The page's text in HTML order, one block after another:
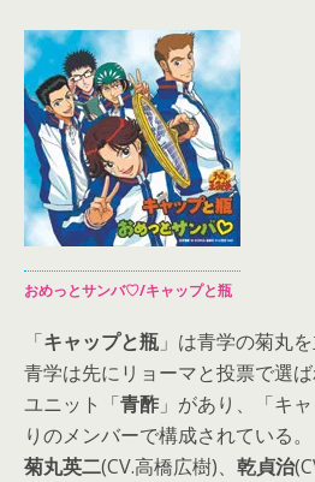
おめっとサンバ♡/キャップと瓶
「キャップと瓶 」は青学の菊丸
青学は先にリョーマと投票で選
ユニット「青酢 」があり、「キ
りのメンバーで構成されている。
菊丸英二(CV.高橋広樹)、 乾貞治